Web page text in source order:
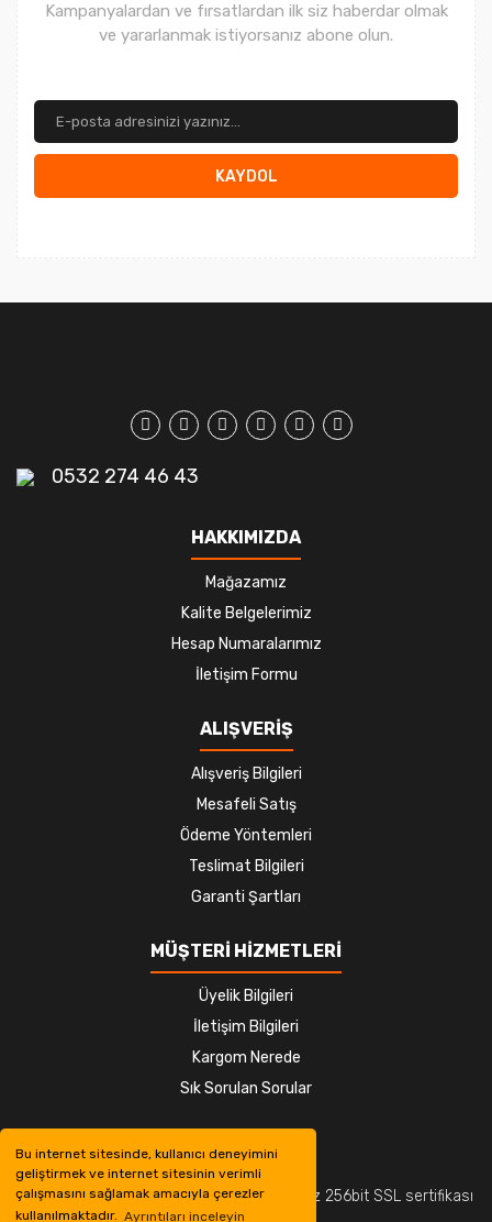
Bu internet sitesinde, kullanıcı deneyimini
geliştirmek ve internet sitesinin verimli
çalışmasını sağlamak amacıyla çerezler
kullanılmaktadır. Ayrıntıları inceleyin
Kampanyalardan ve fırsatlardan ilk siz haberdar olmak
ve yararlanmak istiyorsanız abone olun.
KAYDOL
0532 274 46 43
HAKKIMIZDA
Mağazamız
Kalite Belgelerimiz
Hesap Numaralarımız
İletişim Formu
ALIŞVERİŞ
Alışveriş Bilgileri
Mesafeli Satış
Ödeme Yöntemleri
Teslimat Bilgileri
Garanti Şartları
MÜŞTERİ HİZMETLERİ
Üyelik Bilgileri
İletişim Bilgileri
Kargom Nerede
Sık Sorulan Sorular
© Tüm hakları saklıdır. Kredi kartı bilgileriniz 256bit SSL sertifikası